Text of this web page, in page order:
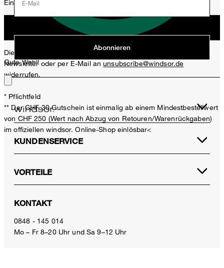
Crepe-Marlene-Hose in Greige
CHF 150.00
inkl. MwSt
Grösse auswählen
Einladungen, Aktionen, Produkt-Promotions zuzusenden.
Diese Einwilligung kann ich jederzeit durch den Abmeldelink im
Newsletter oder per E-Mail anunsubscribe@windsor.de
widerrufen.
* Pflichtfeld
** Der CHF 30 Gutschein ist einmalig ab einem Mindestbestellwert
von CHF 250 (Wert nach Abzug von Retouren/Warenrückgaben)
im offiziellen windsor. Online-Shop einlösbar<
Gute Wahl!
E-Mail
Abonnieren
KUNDENSERVICE
VORTEILE
KONTAKT
0848 - 145 014
Mo – Fr 8–20 Uhr und Sa 9–12 Uhr